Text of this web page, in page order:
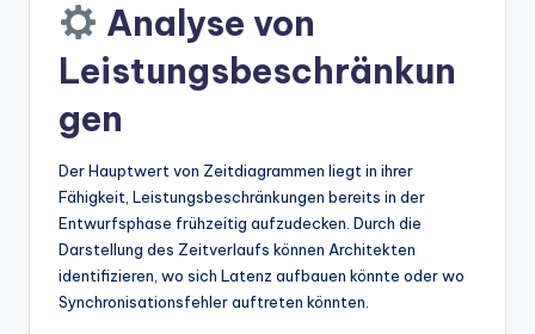
Analyse von
Leistungsbeschränkun
gen
Der Hauptwert von Zeitdiagrammen liegt in ihrer
Fähigkeit, Leistungsbeschränkungen bereits in der
Entwurfsphase frühzeitig aufzudecken. Durch die
Darstellung des Zeitverlaufs können Architekten
identifizieren, wo sich Latenz aufbauen könnte oder wo
Synchronisationsfehler auftreten könnten.